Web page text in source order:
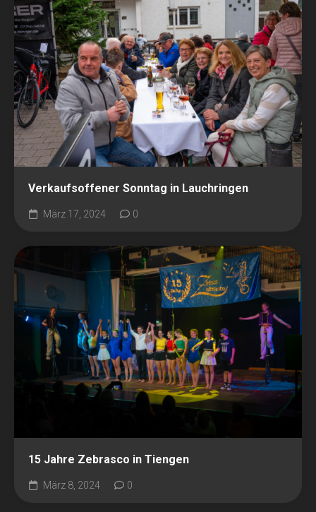
Verkaufsoffener Sonntag in Lauchringen
März 17, 2024 0
15 Jahre Zebrasco in Tiengen
März 8, 2024 0